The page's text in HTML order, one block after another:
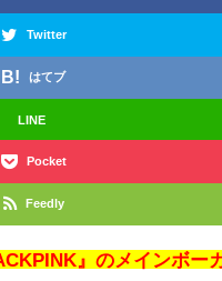
Twitter
はてブ
LINE
Pocket
Feedly
』のメインボー